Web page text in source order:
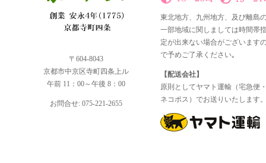
〒604-8043
京都市中京区寺町四条上ル
午前 11：00～午後 8：00
お問合せ: 075-221-2655
東北地方、九州地方、及び離島
一部地域に関しましては時間帯
定が出来ない場合がございます
で予めご了承ください｡
【配送会社】
原則としてヤマト運輸（宅急便
ネコポス）でお送りいたします